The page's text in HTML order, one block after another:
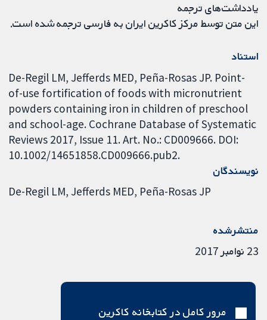
یادداشت‌های ترجمه
این متن توسط مرکز کاکرین ایران به فارسی ترجمه شده است.
استناد
De-Regil LM, Jefferds MED, Peña-Rosas JP. Point-
of-use fortification of foods with micronutrient
powders containing iron in children of preschool
and school-age. Cochrane Database of Systematic
Reviews 2017, Issue 11. Art. No.: CD009666. DOI:
10.1002/14651858.CD009666.pub2.
نویسندگان
De-Regil LM Jefferds MED Peña-Rosas JP
منتشرشده
23 نوامبر 2017
مرور کامل در کتابخانه کاکرین